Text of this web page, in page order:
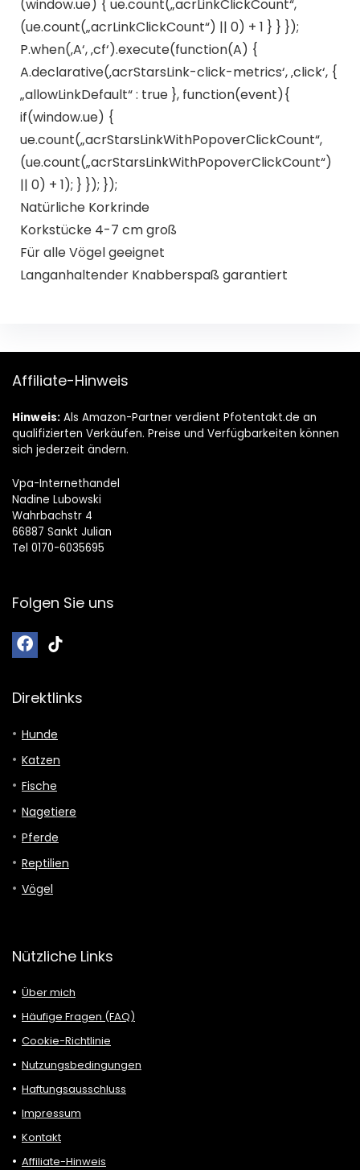
(window.ue) { ue.count(„acrLinkClickCount“,
(ue.count(„acrLinkClickCount“) || 0) + 1 } } });
P.when(‚A‘, ‚cf‘).execute(function(A) {
A.declarative(‚acrStarsLink-click-metrics‘, ‚click‘, {
„allowLinkDefault“ : true }, function(event){
if(window.ue) {
ue.count(„acrStarsLinkWithPopoverClickCount“,
(ue.count(„acrStarsLinkWithPopoverClickCount“)
|| 0) + 1); } }); });
Natürliche Korkrinde
Korkstücke 4-7 cm groß
Für alle Vögel geeignet
Langanhaltender Knabberspaß garantiert
Affiliate-Hinweis
Hinweis: Als Amazon-Partner verdient Pfotentakt.de an
qualifizierten Verkäufen. Preise und Verfügbarkeiten können
sich jederzeit ändern.
Vpa-Internethandel
Nadine Lubowski
Wahrbachstr 4
66887 Sankt Julian
Tel 0170-6035695
Folgen Sie uns
Direktlinks
Hunde
Katzen
Fische
Nagetiere
Pferde
Reptilien
Vögel
Nützliche Links
Über mich
Häufige Fragen (FAQ)
Cookie-Richtlinie
Nutzungsbedingungen
Haftungsausschluss
Impressum
Kontakt
Affiliate-Hinweis